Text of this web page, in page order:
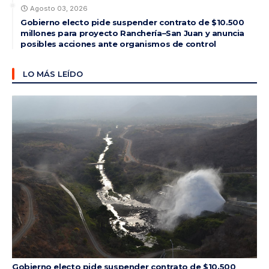
Agosto 03, 2026
Gobierno electo pide suspender contrato de $10.500
millones para proyecto Ranchería–San Juan y anuncia
posibles acciones ante organismos de control
LO MÁS LEÍDO
Gobierno electo pide suspender contrato de $10.500